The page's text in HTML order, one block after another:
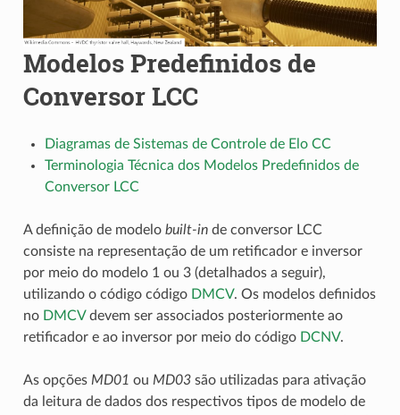
Modelos Predefinidos de
Conversor LCC
Diagramas de Sistemas de Controle de Elo CC
Terminologia Técnica dos Modelos Predefinidos de
Conversor LCC
A definição de modelo built-inde conversor LCC
consiste na representação de um retificador e inversor
por meio do modelo 1 ou 3 (detalhados a seguir),
utilizando o código código DMCV. Os modelos definidos
no DMCVdevem ser associados posteriormente ao
retificador e ao inversor por meio do código DCNV.
As opções MD01 ou MD03são utilizadas para ativação
da leitura de dados dos respectivos tipos de modelo de